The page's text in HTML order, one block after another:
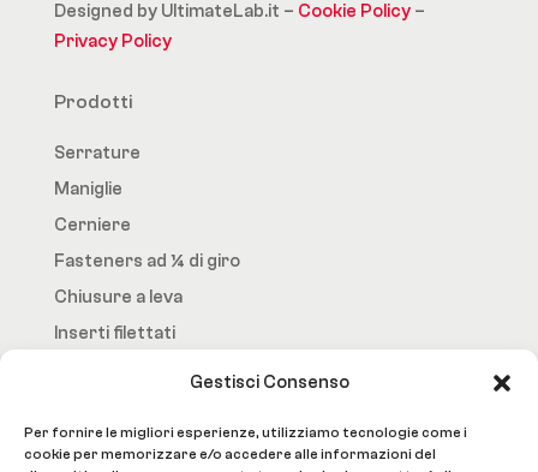
Gestisci Consenso
Per fornire le migliori esperienze, utilizziamo tecnologie come i
cookie per memorizzare e/o accedere alle informazioni del
Designed by UltimateLab.it – Cookie Policy–
Privacy Policy
Prodotti
Serrature
Maniglie
Cerniere
Fasteners ad ¼ di giro
Chiusure a leva
Inserti filettati
Home Page